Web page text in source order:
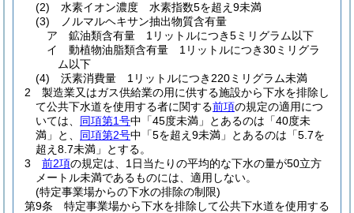
(2)
水素イオン濃度 水素指数5を超え9未満
(3)
ノルマルヘキサン抽出物質含有量
ア
鉱油類含有量 1リットルにつき5ミリグラム以下
イ
動植物油脂類含有量 1リットルにつき30ミリグラ
ム以下
(4)
沃素消費量 1リットルにつき220ミリグラム未満
2
製造業又はガス供給業の用に供する施設から下水を排除し
て公共下水道を使用する者に関する前項の規定の適用につ
いては、 同項第1号中「45度未満」とあるのは「40度未
満」と、 同項第2号中「5を超え9未満」とあるのは「5.7を
超え8.7未満」とする。
3
前2項の規定は、1日当たりの平均的な下水の量が50立方
メートル未満であるものには、適用しない。
(特定事業場からの下水の排除の制限)
第9条
特定事業場から下水を排除して公共下水道を使用する